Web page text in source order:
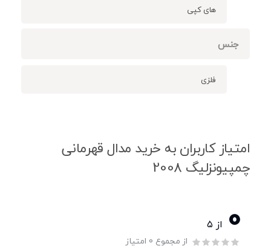
های کپی
جنس
فلزی
امتیاز کاربران به خرید مدال قهرمانی
چمپیونزلیگ 2008
0 از ۵
از مجموع 0 امتیاز